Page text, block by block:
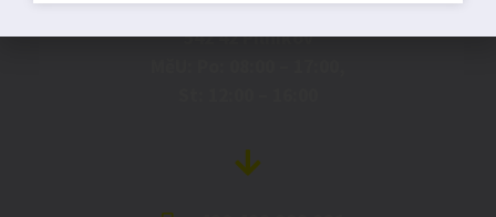
Náměstí 36,
542 42 Pilníkov